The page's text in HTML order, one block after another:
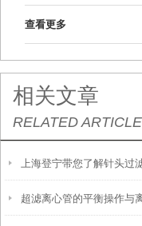
查看更多
相关文章
RELATED
上海登宁带您了解针头过
超滤离心管的平衡操作与